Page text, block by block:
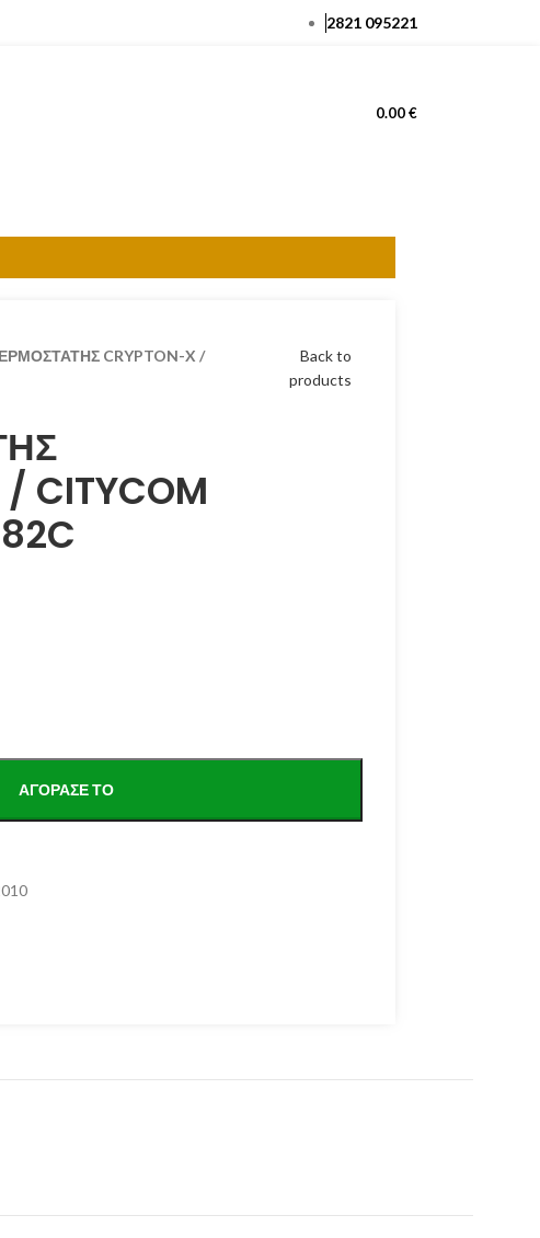
2821 095221
0.00€
CRYPTON-X /
Back to
products
CITYCOM
ΑΓΌΡΑΣΕ ΤΟ